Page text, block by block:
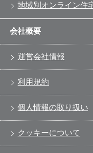
地域別オンライン住
会社概要
運営会社情報
利用規約
個人情報の取り扱い
クッキーについて